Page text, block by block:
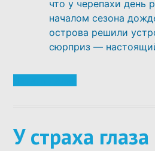
что у черепахи день
началом сезона
острова решили
сюрприз —
У страха